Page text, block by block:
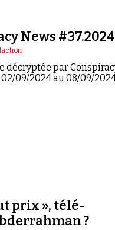
News #37.2024
décryptée par
09/2024 au 08/09/
prix », télé-
?